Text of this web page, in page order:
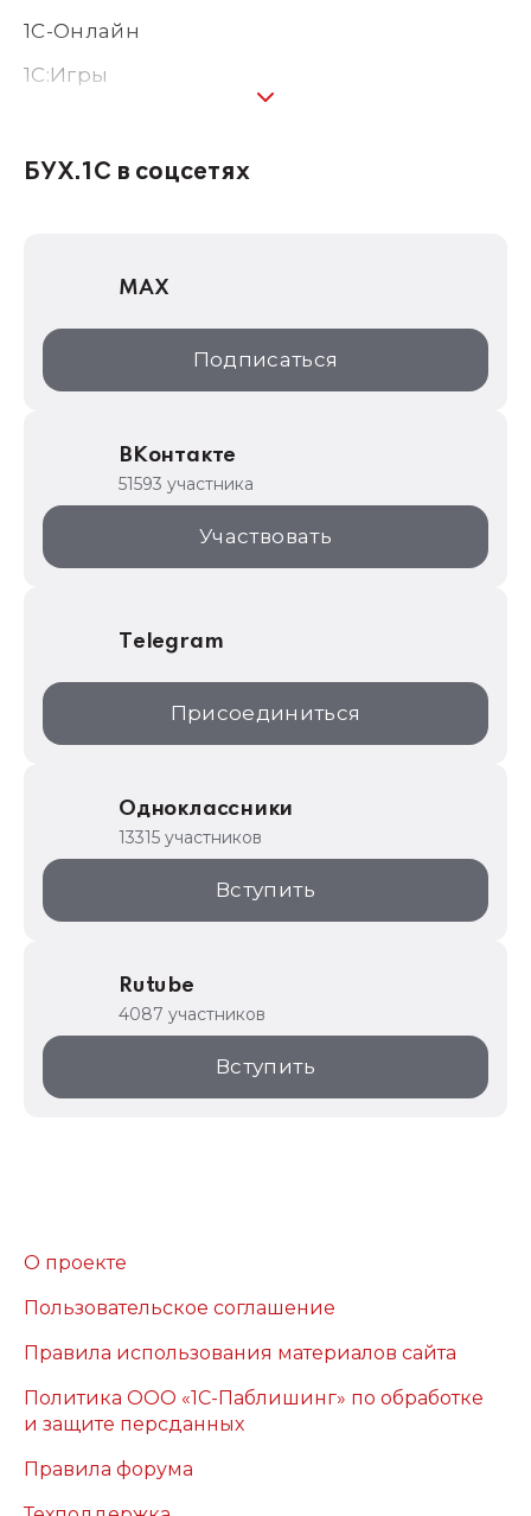
1С-Онлайн
1C:Игры
1С:Консалтинг
1С:Дистрибьюция
1С:Образование
ИТС.1C.ru
1С:Торговая площадка
БУХ.1С в соцсетях
MAX
Подписаться
ВКонтакте
51593 участника
Участвовать
Telegram
Присоединиться
Одноклассники
13315 участников
Вступить
Rutube
4087 участников
Вступить
О проекте
Пользовательское соглашение
Правила использования материалов сайта
Политика ООО «1С-Паблишинг» по обработке
и защите персданных
Правила форума